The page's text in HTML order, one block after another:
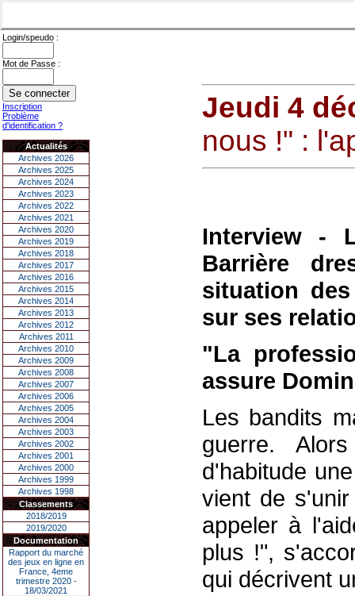
Login/speudo :
Mot de Passe :
Inscription
Problème
d'identification ?
Actualités
Archives 2026
Archives 2025
Archives 2024
Archives 2023
Archives 2022
Archives 2021
Archives 2020
Archives 2019
Archives 2018
Archives 2017
Archives 2016
Archives 2015
Archives 2014
Archives 2013
Archives 2012
Archives 2011
Archives 2010
Archives 2009
Archives 2008
Archives 2007
Archives 2006
Archives 2005
Archives 2004
Archives 2003
Archives 2002
Archives 2001
Archives 2000
Archives 1999
Archives 1998
Classements
2018/2019
2019/2020
Documentation
Rapport du marché
des jeux en ligne en
France, 4eme
trimestre 2020 -
18/03/2021
Jeudi 4
nous !" :
Interview -
Barrière
situation
sur ses
"La
assure
Les bandits
guerre.
d'habitude
vient de
appeler à
plus !",
qui décrivent